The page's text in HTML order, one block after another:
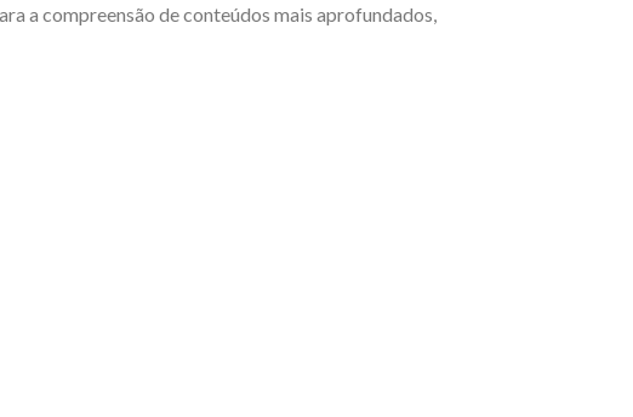
a compreensão de conteúdos mais aprofundados,